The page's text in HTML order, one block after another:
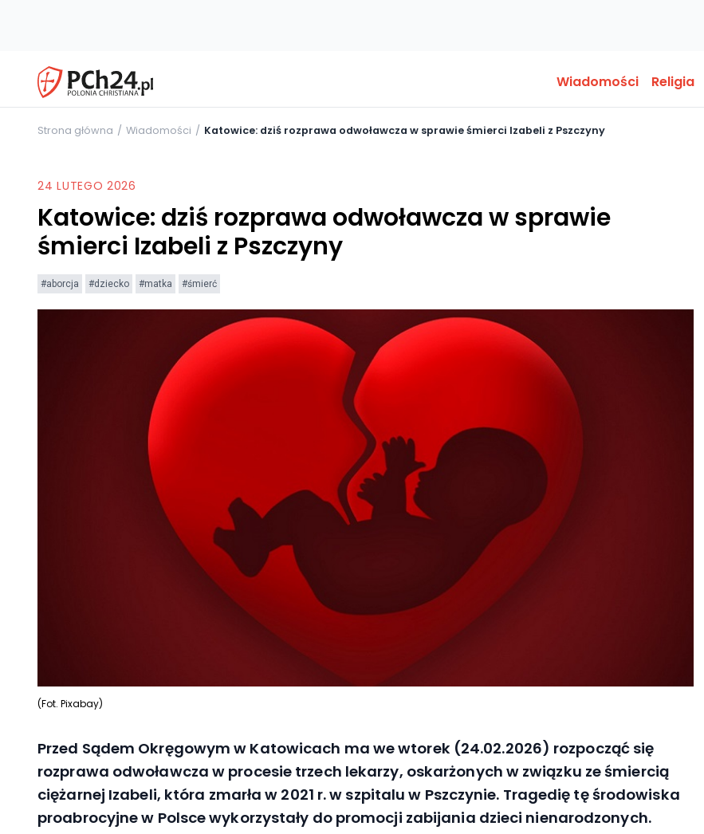
Wiadomości Religia
Strona główna Wiadomości Katowice: dziś rozprawa odwoławcza w sprawie śmierci Izabeli z Pszczyny
24 LUTEGO 2026
Katowice: dziś rozprawa odwoławcza w sprawie
śmierci Izabeli z Pszczyny
#aborcja #dziecko #matka #śmierć
(Fot. Pixabay)
Przed Sądem Okręgowym w Katowicach ma we wtorek (24.02.2026) rozpocząć się
rozprawa odwoławcza w procesie trzech lekarzy, oskarżonych w związku ze śmiercią
ciężarnej Izabeli, która zmarła w 2021 r. w szpitalu w Pszczynie. Tragedię tę środowiska
proabrocyjne w Polsce wykorzystały do promocji zabijania dzieci nienarodzonych.